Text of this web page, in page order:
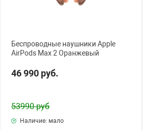
Беспроводные наушники Apple
AirPods Max 2 Оранжевый
46 990 руб.
53990 руб
Наличие: мало